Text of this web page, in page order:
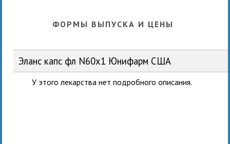
ФОРМЫ ВЫПУСКА И ЦЕНЫ
Эланс капс фл N60x1 Юнифарм США
У этого лекарства нет подробного описания.